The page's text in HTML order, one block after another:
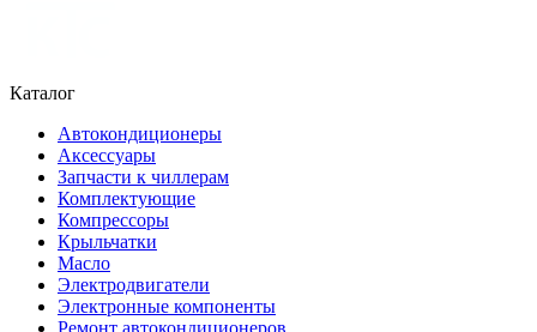
Каталог
Автокондиционеры
Аксессуары
Запчасти к чиллерам
Комплектующие
Компрессоры
Крыльчатки
Масло
Электродвигатели
Электронные компоненты
Ремонт автокондиционеров